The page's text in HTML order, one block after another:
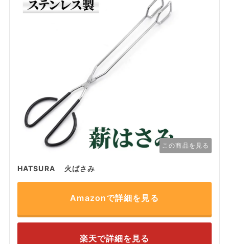
この商品を見る
HATSURA 火ばさみ
Amazonで詳細を見る
楽天で詳細を見る